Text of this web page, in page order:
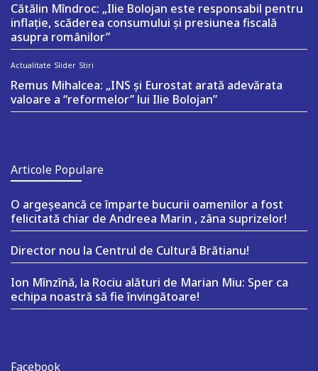
Cătălin Mîndroc: „Ilie Bolojan este responsabil pentru
inflație, scăderea consumului și presiunea fiscală
asupra românilor”
Actualitate Slider Stiri
Remus Mihalcea: „INS și Eurostat arată adevărata
valoare a “reformelor” lui Ilie Bolojan”
Articole Populare
O argeşeancă ce împarte bucurii oamenilor a fost
felicitată chiar de Andreea Marin , zâna suprizelor!
Director nou la Centrul de Cultură Brătianu!
Ion Mînzînă, la Rociu alături de Marian Miu: Sper ca
echipa noastră să fie învingătoare!
Facebook